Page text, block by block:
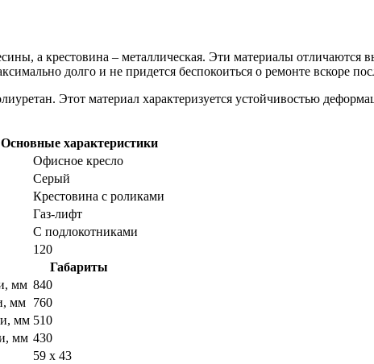
а крестовина – металлическая. Эти материалы
долго и не придется беспокоиться о ремонте вскоре
Этот материал характеризуется устойчивостью
Основные характеристики
Офисное кресло
Серый
Крестовина с роликами
Газ-лифт
С подлокотниками
120
Габариты
мм 840
мм 760
мм 510
мм 430
59 x 43